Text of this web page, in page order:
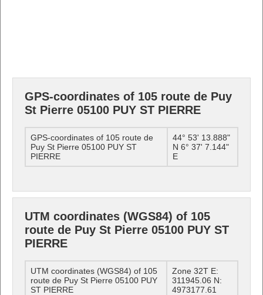
GPS-coordinates of 105 route de Puy
St Pierre 05100 PUY ST PIERRE
GPS-coordinates of 105 route de
Puy St Pierre 05100 PUY ST
PIERRE
44° 53' 13.888"
N 6° 37' 7.144"
E
UTM coordinates (WGS84) of 105
route de Puy St Pierre 05100 PUY ST
PIERRE
UTM coordinates (WGS84) of 105
route de Puy St Pierre 05100 PUY
ST PIERRE
Zone 32T E:
311945.06 N:
4973177.61